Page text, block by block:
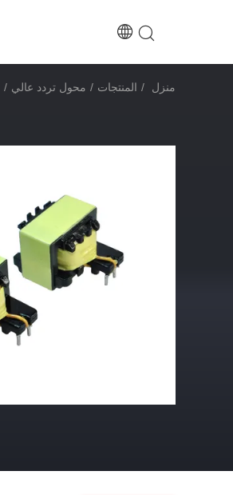
منزل / المنتجات / محول تردد عالي /